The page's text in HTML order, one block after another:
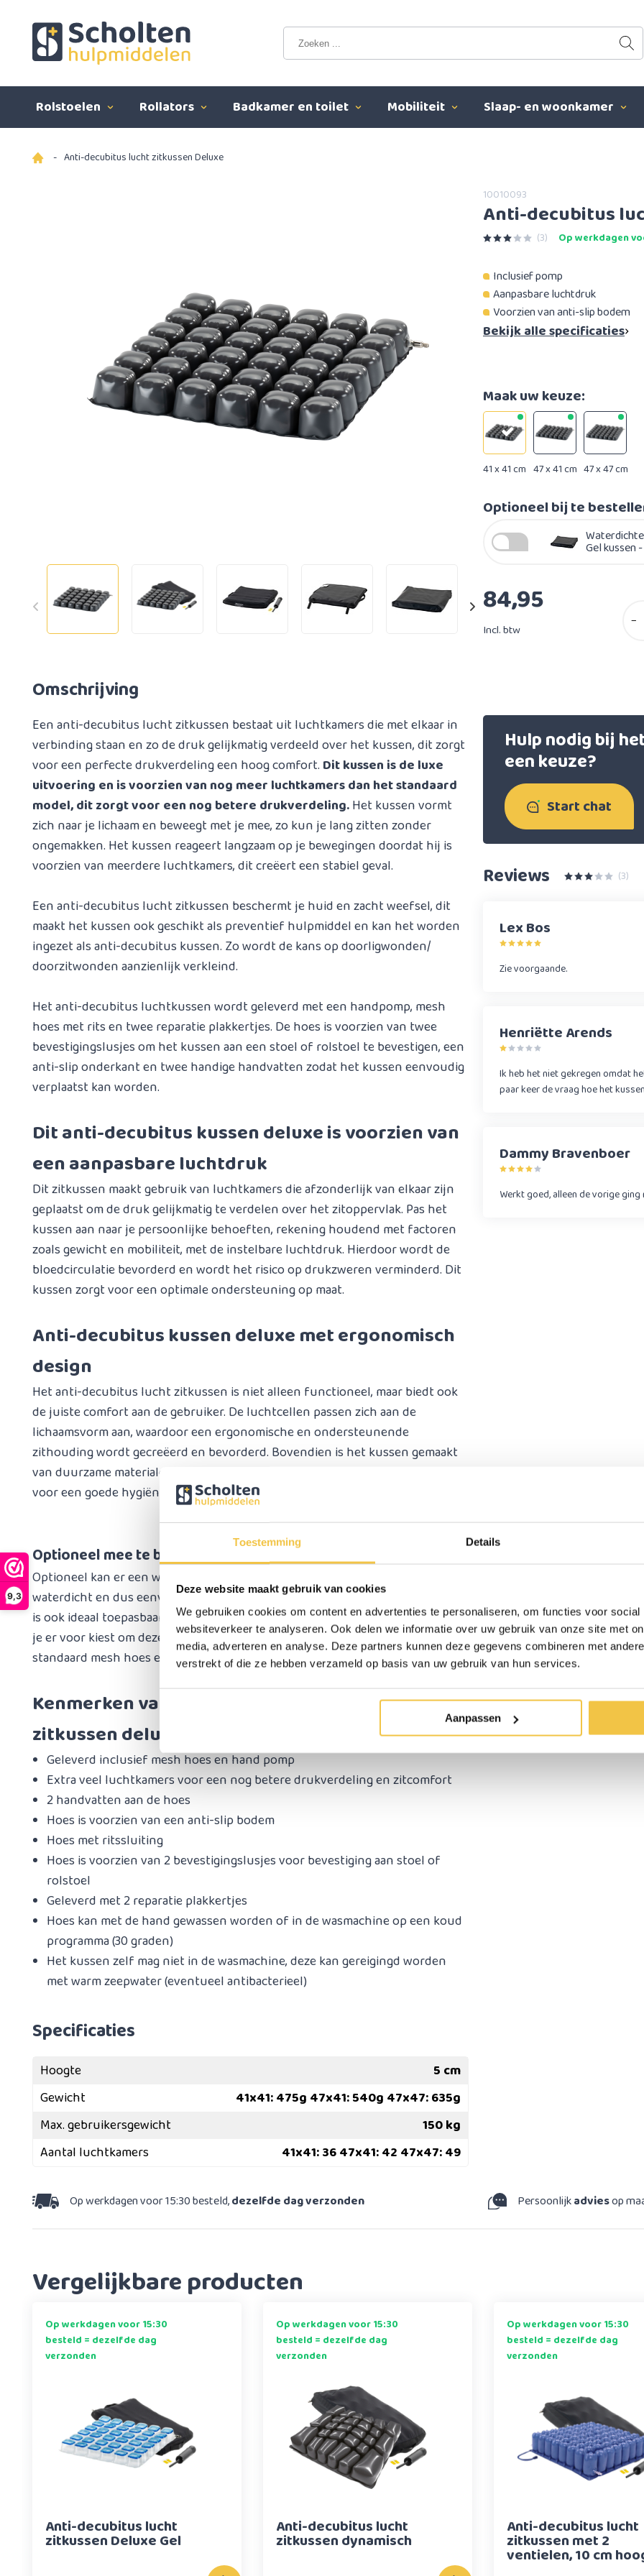
Toestemming Details
Deze website maakt gebruik van cookies
We gebruiken cookies om content en advertenties te personaliseren, om functies voor
websiteverkeer te analyseren. Ook delen we informatie over uw gebruik van onze site met
media, adverteren en analyse. Deze partners kunnen deze gegevens combineren met
verstrekt of die ze hebben verzameld op basis van uw gebruik van hun services.
Aanpassen
9,3
Rolstoelen Rollators Badkamer en toilet Mobiliteit Slaap- en woonkamer
- Anti-decubitus lucht zitkussen Deluxe
10010093
Anti-decubitus
(3) Op werkdagen
Inclusief pomp
Aanpasbare luchtdruk
Voorzien van anti-slip bodem
Bekijk alle specificaties
Maak uw keuze:
41 x 41 cm 47 x 41 cm 47 x 47 cm
Optioneel bij te
Gel kussen
84,95
Incl. btw
−
Omschrijving
Een anti-decubitus lucht zitkussen bestaat uit luchtkamers die met elkaar in
verbinding staan en zo de druk gelijkmatig verdeeld over het kussen, dit zorgt
voor een perfecte drukverdeling een hoog comfort. Dit kussen is de luxe
uitvoering en is voorzien van nog meer luchtkamers dan het standaard
model, dit zorgt voor een nog betere drukverdeling.Het kussen vormt
zich naar je lichaam en beweegt met je mee, zo kun je lang zitten zonder
ongemakken. Het kussen reageert langzaam op je bewegingen doordat hij is
voorzien van meerdere luchtkamers, dit creëert een stabiel geval.
Een anti-decubitus lucht zitkussen beschermt je huid en zacht weefsel, dit
maakt het kussen ook geschikt als preventief hulpmiddel en kan het worden
ingezet als anti-decubitus kussen. Zo wordt de kans op doorligwonden/
doorzitwonden aanzienlijk verkleind.
Het anti-decubitus luchtkussen wordt geleverd met een handpomp, mesh
hoes met rits en twee reparatie plakkertjes. De hoes is voorzien van twee
bevestigingslusjes om het kussen aan een stoel of rolstoel te bevestigen, een
anti-slip onderkant en twee handige handvatten zodat het kussen eenvoudig
verplaatst kan worden.
Dit anti-decubitus kussen deluxe is voorzien van
een aanpasbare luchtdruk
Dit zitkussen maakt gebruik van luchtkamers die afzonderlijk van elkaar zijn
geplaatst om de druk gelijkmatig te verdelen over het zitoppervlak. Pas het
kussen aan naar je persoonlijke behoeften, rekening houdend met factoren
zoals gewicht en mobiliteit, met de instelbare luchtdruk. Hierdoor wordt de
bloedcirculatie bevorderd en wordt het risico op drukzweren verminderd. Dit
kussen zorgt voor een optimale ondersteuning op maat.
Anti-decubitus kussen deluxe met ergonomisch
design
Het anti-decubitus lucht zitkussen is niet alleen functioneel, maar biedt ook
de juiste comfort aan de gebruiker. De luchtcellen passen zich aan de
lichaamsvorm aan, waardoor een ergonomische en ondersteunende
zithouding wordt gecreëerd en bevorderd. Bovendien is het kussen gemaakt
van duurzame materialen die gemakkelijk te reinigen zijn, wat essentieel is
voor een goede hygiëne. Geniet van ultiem comfort, zelfs bij langdurig zitten.
Optioneel mee te bestellen
Optioneel kan er een waterdichte PU hoes besteld worden. Deze hoes is
waterdicht en dus eenvoudiger schoon te houden. Deze waterdichte PU hoes
is ook ideaal toepasbaar bij personen met incontinentie problemen. Wanneer
je er voor kiest om deze hoes mee te bestellen ontvang je twee hoezen, de
standaard mesh hoes en de waterdichte PU hoes.
Kenmerken van het anti-decubitus lucht
zitkussen deluxe
Geleverd inclusief mesh hoes en hand pomp
Extra veel luchtkamers voor een nog betere drukverdeling en zitcomfort
2 handvatten aan de hoes
Hoes is voorzien van een anti-slip bodem
Hoes met ritssluiting
Hoes is voorzien van 2 bevestigingslusjes voor bevestiging aan stoel of
rolstoel
Geleverd met 2 reparatie plakkertjes
Hoes kan met de hand gewassen worden of in de wasmachine op een koud
programma (30 graden)
Het kussen zelf mag niet in de wasmachine, deze kan gereigingd worden
met warm zeepwater (eventueel antibacterieel)
Specificaties
Hoogte
5 cm
Gewicht
41x41: 475g 47x41: 540g 47x47: 635g
Max. gebruikersgewicht
150 kg
Aantal luchtkamers
41x41: 36 47x41: 42 47x47: 49
Hulp nodig bij
een keuze?
Start chat
Reviews (3)
Lex Bos
Zie voorgaande.
Henriëtte Arends
Ik heb het niet gekregen omdat
paar keer de vraag hoe het
Dammy Bravenboer
Werkt goed, alleen de vorige
Op werkdagen voor 15:30 besteld,dezelfde dag verzonden Persoonlijkadviesop
Vergelijkbare producten
Op werkdagen voor 15:30
besteld = dezelfde dag
verzonden
Anti-decubitus lucht
zitkussen Deluxe Gel
Op werkdagen voor 15:30
besteld = dezelfde dag
verzonden
Anti-decubitus lucht
zitkussen dynamisch
Op werkdagen voor 15:30
besteld = dezelfde dag
verzonden
Anti-decubitus lucht
zitkussen met 2
ventielen, 10 cm